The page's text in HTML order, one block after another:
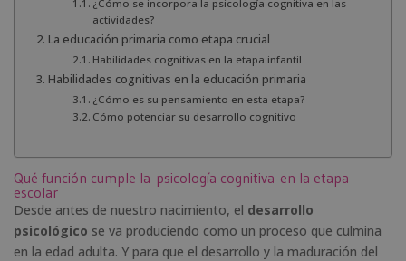
¿Cómo se incorpora la psicología cognitiva en las
actividades?
La educación primaria como etapa crucial
Habilidades cognitivas en la etapa infantil
Habilidades cognitivas en la educación primaria
¿Cómo es su pensamiento en esta etapa?
Cómo potenciar su desarrollo cognitivo
Qué función cumple la psicología cognitiva en la etapa
escolar
Desde antes de nuestro nacimiento, el desarrollo
psicológico se va produciendo como un proceso que culmina
en la edad adulta. Y para que el desarrollo y la maduración del